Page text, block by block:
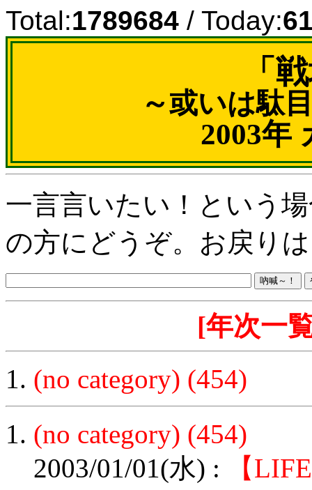
Total:1789684 / Today:
「
～或いは駄
2003年
一言言いたい！という
の方にどうぞ。お戻りは
[年次一
(no category) (454)
1. (no category) (454)
2003/01/01(水) :
【